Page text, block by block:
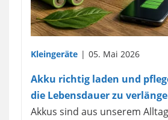
Kleingeräte 05. Mai 2026
Akku richtig laden und
die Lebensdauer zu
Akkus sind aus unserem